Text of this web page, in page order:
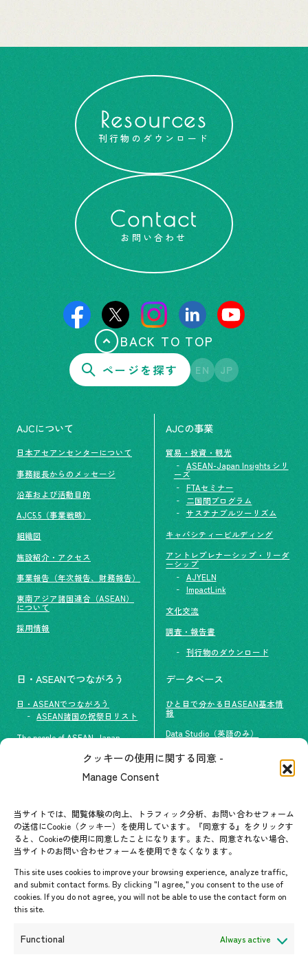
クッキーの使用に関する同意 -
Manage Consent
当サイトでは、閲覧体験の向上、トラフィック分析、お問い合わせフォーム
の送信にCookie（クッキー）を使用しています。『同意する』をクリックす
ると、Cookieの使用に同意したことになります。また、同意されない場合、
当サイトのお問い合わせフォームを使用できなくなります。
This site uses cookies to improve your browsing experience, analyze traffic,
and submit contact forms. By clicking "I agree," you consent to the use of
cookies. If you do not agree, you will not be able to use the contact form on
this site.
Functional Always active
Resources
刊行物のダウンロード
Contact
お問い合わせ
BACK TO TOP
ページを探す EN JP
AJCについて
日本アセアンセンターについて
事務総長からのメッセージ
沿革および活動目的
AJC5.5（事業戦略）
組織図
施設紹介・アクセス
事業報告（年次報告、財務報告）
東南アジア諸国連合（ASEAN）
について
採用情報
AJCの事業
貿易・投資・観光
ASEAN-Japan Insights シリ
ーズ
FTAセミナー
二国間プログラム
サステナブルツーリズム
キャパシティービルディング
アントレプレナーシップ・リーダ
ーシップ
AJYELN
ImpactLink
文化交流
調査・報告書
刊行物のダウンロード
日・ASEANでつながろう
日・ASEANでつながろう
ASEAN諸国の祝祭日リスト
The people of ASEAN-Japan
グループ訪問の受け入れ
ASEANPEDIA
イベント・お知らせ
開催中・開催予定のイベント
イベント案内
データベース
ひと目で分かる日ASEAN基本情
報
Data Studio（英語のみ）
お問い合わせ先一覧